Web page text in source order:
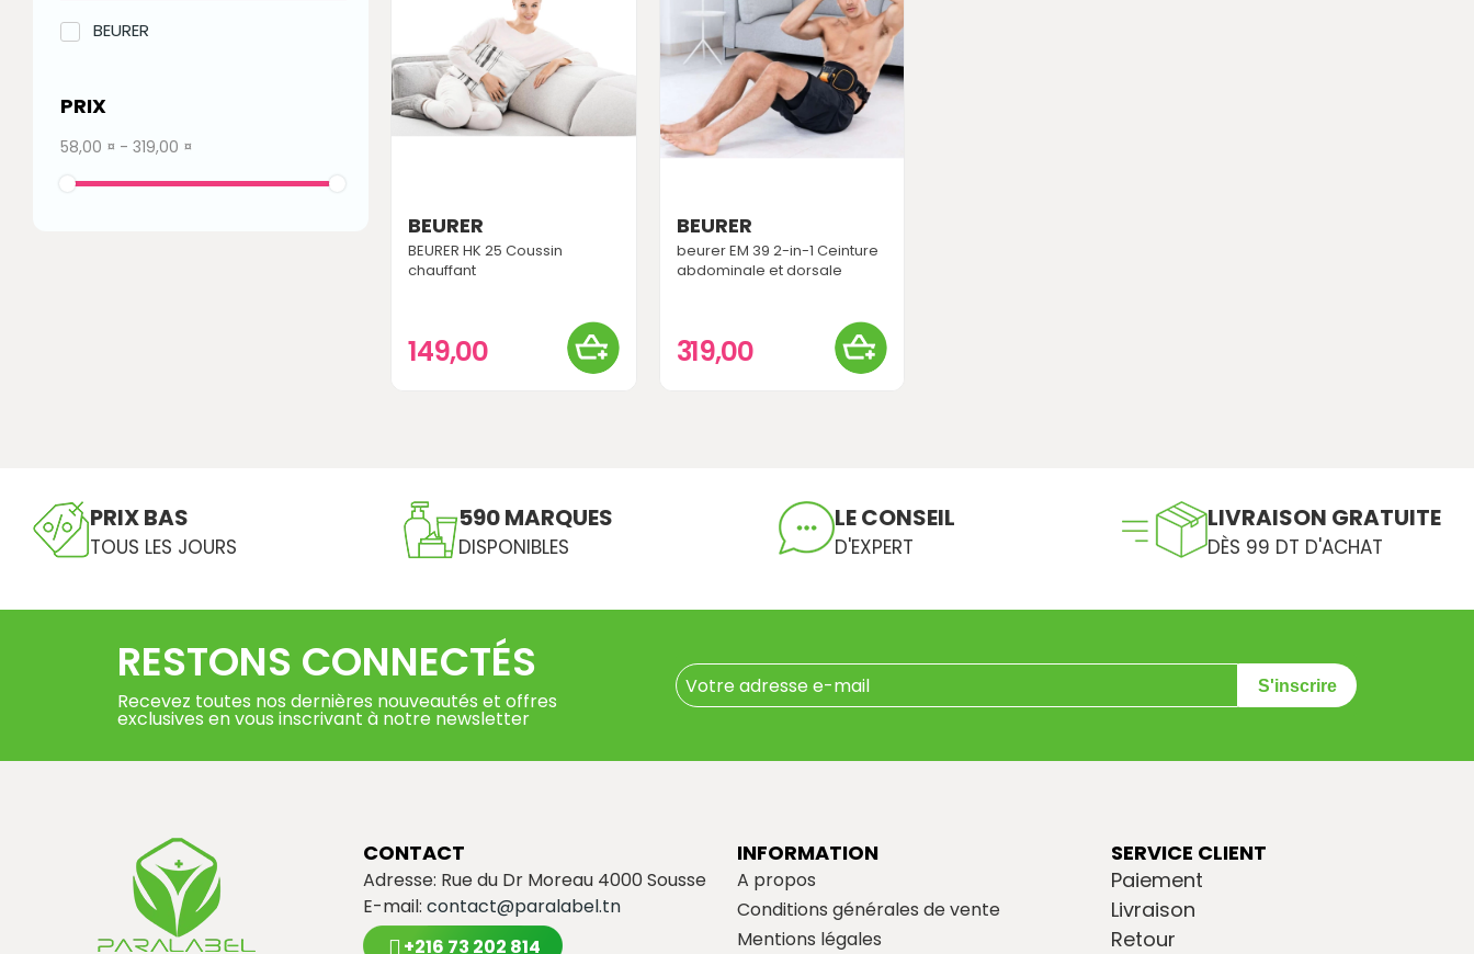
BEURER
PRIX
58,00 ¤ - 319,00 ¤
BEURER
BEURER HK 25 Coussin
chauffant
149,00
BEURER
beurer EM 39 2-in-1 Ceinture
abdominale et dorsale
319,00
PRIX BAS
TOUS LES JOURS
590 MARQUES
DISPONIBLES
LE CONSEIL
D'EXPERT
LIVRAISON GRATUITE
DÈS 99 DT D'ACHAT
RESTONS CONNECTÉS
Recevez toutes nos dernières nouveautés et offres
exclusives en vous inscrivant à notre newsletter
S'inscrire
CONTACT
Adresse: Rue du Dr Moreau 4000 Sousse
E-mail: contact@paralabel.tn
+216 73 202 814
INFORMATION
A propos
Conditions générales de vente
Mentions légales
SERVICE CLIENT
Paiement
Livraison
Retour